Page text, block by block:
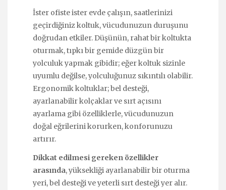
İster ofiste ister evde çalışın, saatlerinizi
geçirdiğiniz koltuk, vücudunuzun duruşunu
doğrudan etkiler. Düşünün, rahat bir koltukta
oturmak, tıpkı bir gemide düzgün bir
yolculuk yapmak gibidir; eğer koltuk sizinle
uyumlu değilse, yolculuğunuz sıkıntılı olabilir.
Ergonomik koltuklar; bel desteği,
ayarlanabilir kolçaklar ve sırt açısını
ayarlama gibi özelliklerle, vücudunuzun
doğal eğrilerini korurken, konforunuzu
artırır.
Dikkat edilmesi gereken özellikler
arasında, yüksekliği ayarlanabilir bir oturma
yeri, bel desteği ve yeterli sırt desteği yer alır.